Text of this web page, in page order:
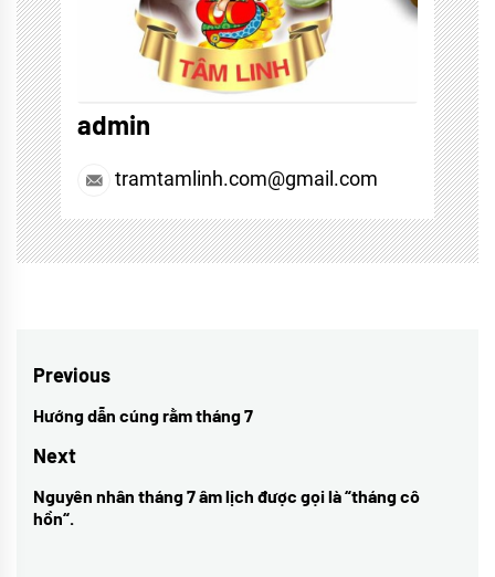
admin
tramtamlinh.com@gmail.com
Điều
hướng
bài
viết
Previous
Previous
post:
Hướng dẫn cúng rằm tháng 7
Next
Next
post:
Nguyên nhân tháng 7 âm lịch được gọi là “tháng cô
hồn“.